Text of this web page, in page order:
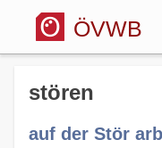
ÖVWB
stören
auf der Stör